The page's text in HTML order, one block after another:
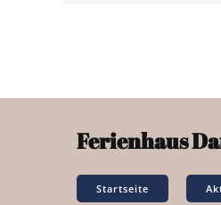
Ferienhaus
Startseite